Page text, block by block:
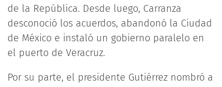
de la República. Desde luego, Carranza
desconoció los acuerdos, abandonó la Ciudad
de México e instaló un gobierno paralelo en
el puerto de Veracruz.
Por su parte, el presidente Gutiérrez nombró a